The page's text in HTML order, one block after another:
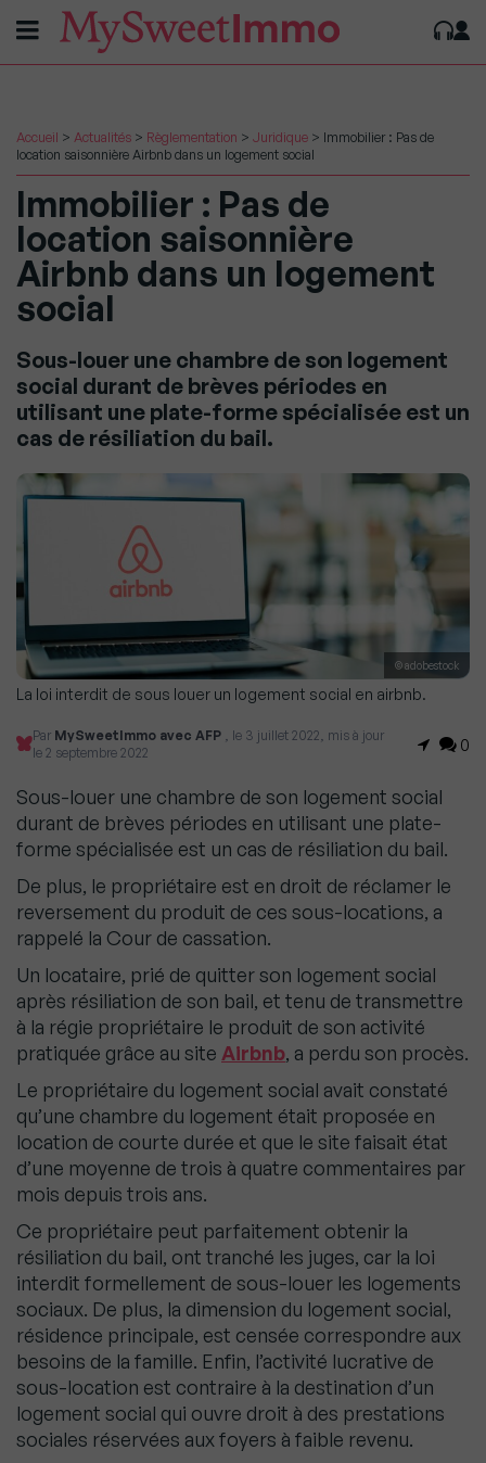
Accueil > Actualités > Règlementation > Juridique > Immobilier : Pas de
location saisonnière Airbnb dans un logement social
Immobilier : Pas de
location saisonnière
Airbnb dans un logement
social
Sous-louer une chambre de son logement
social durant de brèves périodes en
utilisant une plate-forme spécialisée est un
cas de résiliation du bail.
© adobestock
La loi interdit de sous louer un logement social en airbnb.
Par MySweetImmo avec AFP , le 3 juillet 2022, mis à jour
le 2 septembre 2022
0
Sous-louer une chambre de son logement social
durant de brèves périodes en utilisant une plate-
forme spécialisée est un cas de résiliation du bail.
De plus, le propriétaire est en droit de réclamer le
reversement du produit de ces sous-locations, a
rappelé la Cour de cassation.
Un locataire, prié de quitter son logement social
après résiliation de son bail, et tenu de transmettre
à la régie propriétaire le produit de son activité
pratiquée grâce au site Airbnb, a perdu son procès.
Le propriétaire du logement social avait constaté
qu’une chambre du logement était proposée en
location de courte durée et que le site faisait état
d’une moyenne de trois à quatre commentaires par
mois depuis trois ans.
Ce propriétaire peut parfaitement obtenir la
résiliation du bail, ont tranché les juges, car la loi
interdit formellement de sous-louer les logements
sociaux. De plus, la dimension du logement social,
résidence principale, est censée correspondre aux
besoins de la famille. Enfin, l’activité lucrative de
sous-location est contraire à la destination d’un
logement social qui ouvre droit à des prestations
sociales réservées aux foyers à faible revenu.